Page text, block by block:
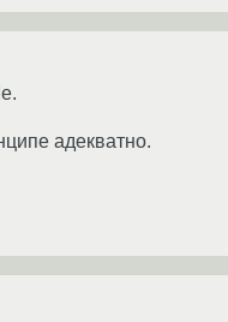
адекватно.